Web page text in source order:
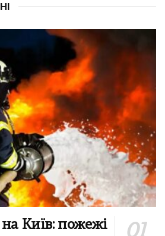
Київ: пожежі